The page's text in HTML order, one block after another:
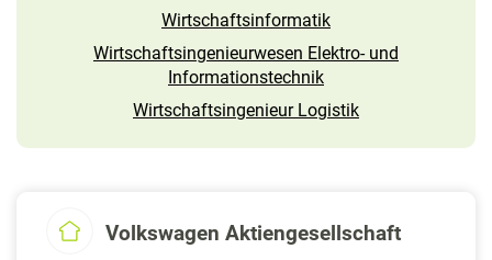
Wirtschaftsinformatik
Wirtschaftsingenieurwesen Elektro- und
Informations­technik
Wirtschaftsingenieur Logistik
Volkswagen Aktiengesellschaft